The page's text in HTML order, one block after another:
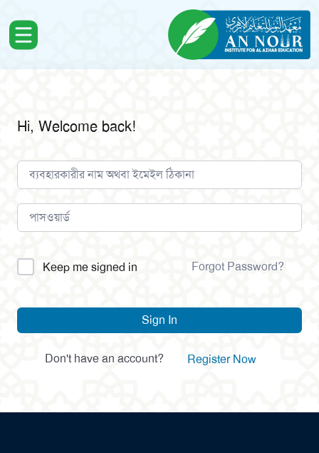
Hi, Welcome back!
Alternative:
Keep me signed in Forgot Password?
Sign In
Don't have an account? Register Now